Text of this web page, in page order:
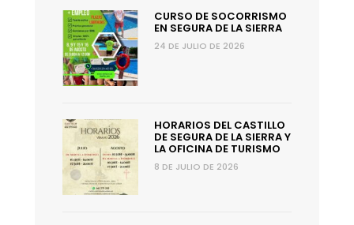
CURSO DE SOCORRISMO
EN SEGURA DE LA SIERRA
24 DE JULIO DE 2026
HORARIOS DEL CASTILLO
DE SEGURA DE LA SIERRA Y
LA OFICINA DE TURISMO
8 DE JULIO DE 2026